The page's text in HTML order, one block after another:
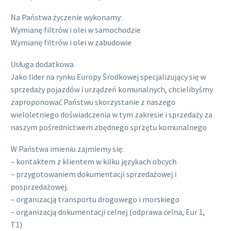
Na Państwa życzenie wykonamy:
Wymianę filtrów i olei w samochodzie
Wymianę filtrów i olei w zabudowie
Usługa dodatkowa
Jako lider na rynku Europy Środkowej specjalizujący się w
sprzedaży pojazdów i urządzeń komunalnych, chcielibyśmy
zaproponować Państwu skorzystanie z naszego
wieloletniego doświadczenia w tym zakresie i sprzedaży za
naszym pośrednictwem zbędnego sprzętu komunalnego
W Państwa imieniu zajmiemy się:
– kontaktem z klientem w kilku językach obcych
– przygotowaniem dokumentacji sprzedażowej i
posprzedażowej.
– organizacją transportu drogowego i morskiego
– organizacją dokumentacji celnej (odprawa celna, Eur 1,
T1)